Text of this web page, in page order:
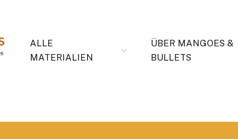
ALLE
MATERIALIEN
ÜBER MANGOES &
BULLETS